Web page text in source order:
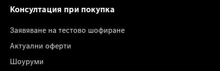
Консултация при покупка
Заявяване на тестово шофиране
Актуални оферти
Шоуруми